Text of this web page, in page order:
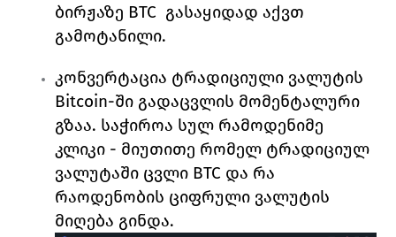
ბირჟაზე BTC გასაყიდად აქვთ
გამოტანილი.
კონვერტაცია ტრადიციული ვალუტის
Bitcoin-ში გადაცვლის მომენტალური
გზაა. საჭიროა სულ რამოდენიმე
კლიკი - მიუთითე რომელ ტრადიციულ
ვალუტაში ცვლი BTC და რა
რაოდენობის ციფრული ვალუტის
მიღება გინდა.